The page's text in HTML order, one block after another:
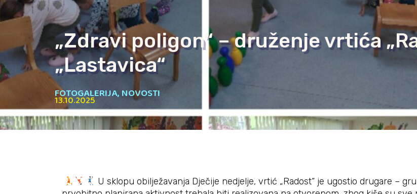
„Zdravi poligon“ – druženje vrtića
„Lastavica“
FOTOGALERIJA,NOVOSTI
13.10.2025
U sklopu obilježavanja Dječije nedjelje, vrtić „Radost“ je ugostio drugare –